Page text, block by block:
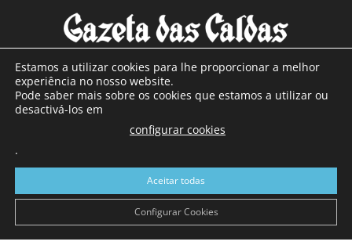
SOBRE NÓS
Com sede nas Caldas da Rainha e mais de 90 anos de
a sul de distrito de Leiria, com mais de 40.000 leitores por
toda a região Oeste. Jornal com distribuição em Portugal
Continental e assinatura online.
Estamos a utilizar cookies para lhe proporcionar a melhor
experiência no nosso website.
Pode saber mais sobre os cookies que estamos a utilizar ou
desactivá-los em
configurar cookies
.
Aceitar todas
Configurar Cookies